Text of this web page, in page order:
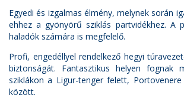
Egyedi és izgalmas élmény, melynek során
ehhez a gyönyörű sziklás partvidékhez. A
haladók számára is megfelelő.
Profi, engedéllyel rendelkező hegyi
biztonságát. Fantasztikus helyen fognak
sziklákon a Ligur-tenger felett,
között.